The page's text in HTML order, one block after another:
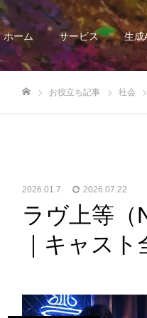
ホーム サービス 生成
お役立ち記事 社会
2026.01.7 2026.07.22
ラヴ上等（
｜キャス